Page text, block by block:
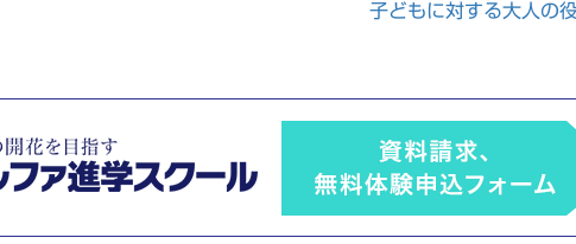
子どもに対する大人の